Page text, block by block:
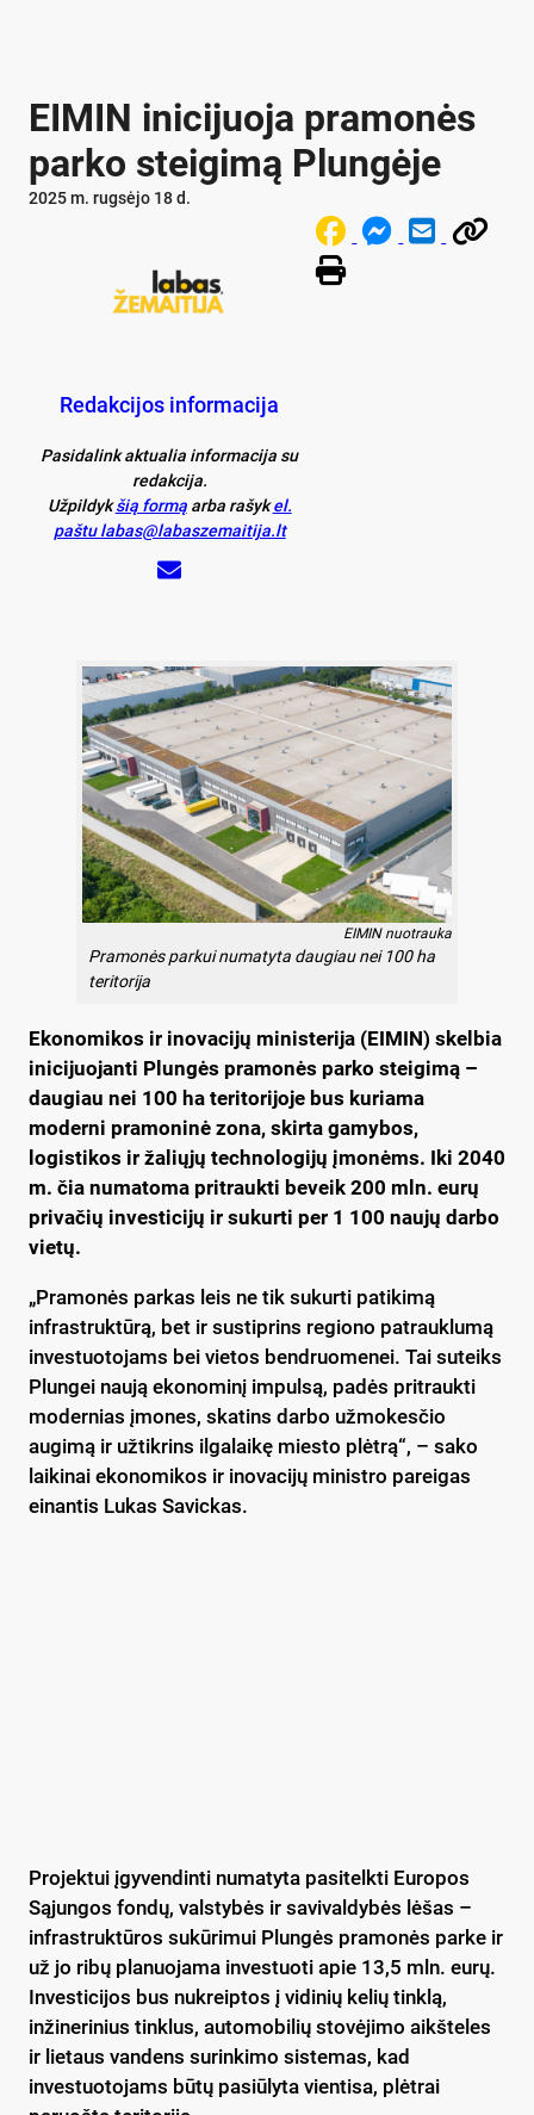
EIMIN inicijuoja pramonės
parko steigimą Plungėje
2025 m. rugsėjo 18 d.
Redakcijos informacija
Pasidalink aktualia informacija su
redakcija.
Užpildykšią formąarba rašykel.
paštu labas@labaszemaitija.lt
EIMIN nuotrauka
Pramonės parkui numatyta daugiau nei 100 ha
teritorija
Ekonomikos ir inovacijų ministerija (EIMIN) skelbia
inicijuojanti Plungės pramonės parko steigimą –
daugiau nei 100 ha teritorijoje bus kuriama
moderni pramoninė zona, skirta gamybos,
logistikos ir žaliųjų technologijų įmonėms. Iki 2040
m. čia numatoma pritraukti beveik 200 mln. eurų
privačių investicijų ir sukurti per 1 100 naujų darbo
vietų.
„Pramonės parkas leis ne tik sukurti patikimą
infrastruktūrą, bet ir sustiprins regiono patrauklumą
investuotojams bei vietos bendruomenei. Tai suteiks
Plungei naują ekonominį impulsą, padės pritraukti
modernias įmones, skatins darbo užmokesčio
augimą ir užtikrins ilgalaikę miesto plėtrą“, – sako
laikinai ekonomikos ir inovacijų ministro pareigas
einantis Lukas Savickas.
Projektui įgyvendinti numatyta pasitelkti Europos
Sąjungos fondų, valstybės ir savivaldybės lėšas –
infrastruktūros sukūrimui Plungės pramonės parke ir
už jo ribų planuojama investuoti apie 13,5 mln. eurų.
Investicijos bus nukreiptos į vidinių kelių tinklą,
inžinerinius tinklus, automobilių stovėjimo aikšteles
ir lietaus vandens surinkimo sistemas, kad
investuotojams būtų pasiūlyta vientisa, plėtrai